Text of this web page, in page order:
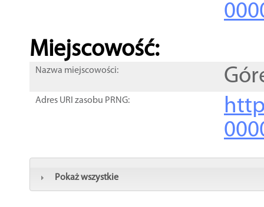
Miejscowość:
Nazwa miejscowości:
Adres URI zasobu PRNG:
Pokaż wszystkie